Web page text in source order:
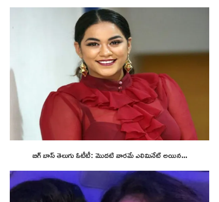
బిగ్ బాస్ తెలుగు ఓటీటీ: మొదటి వారమే ఎలిమినేట్ అయిన...